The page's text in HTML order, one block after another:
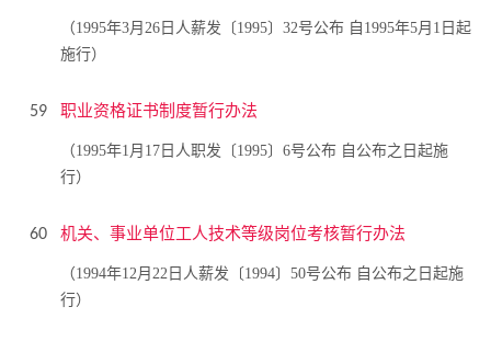
（1995年3月26日人薪发〔1995〕32号公布 自1995年5月1日起
施行）
59 职业资格证书制度暂行办法
（1995年1月17日人职发〔1995〕6号公布 自公布之日起施
行）
60 机关、事业单位工人技术等级岗位考核暂行办法
（1994年12月22日人薪发〔1994〕50号公布 自公布之日起施
行）